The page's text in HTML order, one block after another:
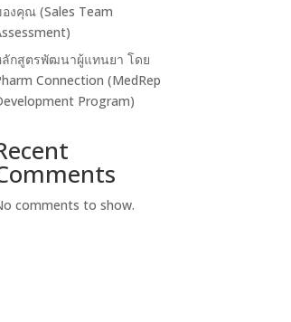
งคุณ (Sales Team
กสูตรพัฒนาผู้แทนยา โดย
Connection (MedRep
Program)
comments to show.